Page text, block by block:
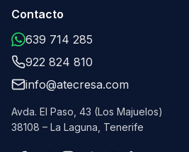
Contacto
639 714 285
922 824 810
info@atecresa.com
Avda. El Paso, 43 (Los Majuelos)
38108 – La Laguna, Tenerife